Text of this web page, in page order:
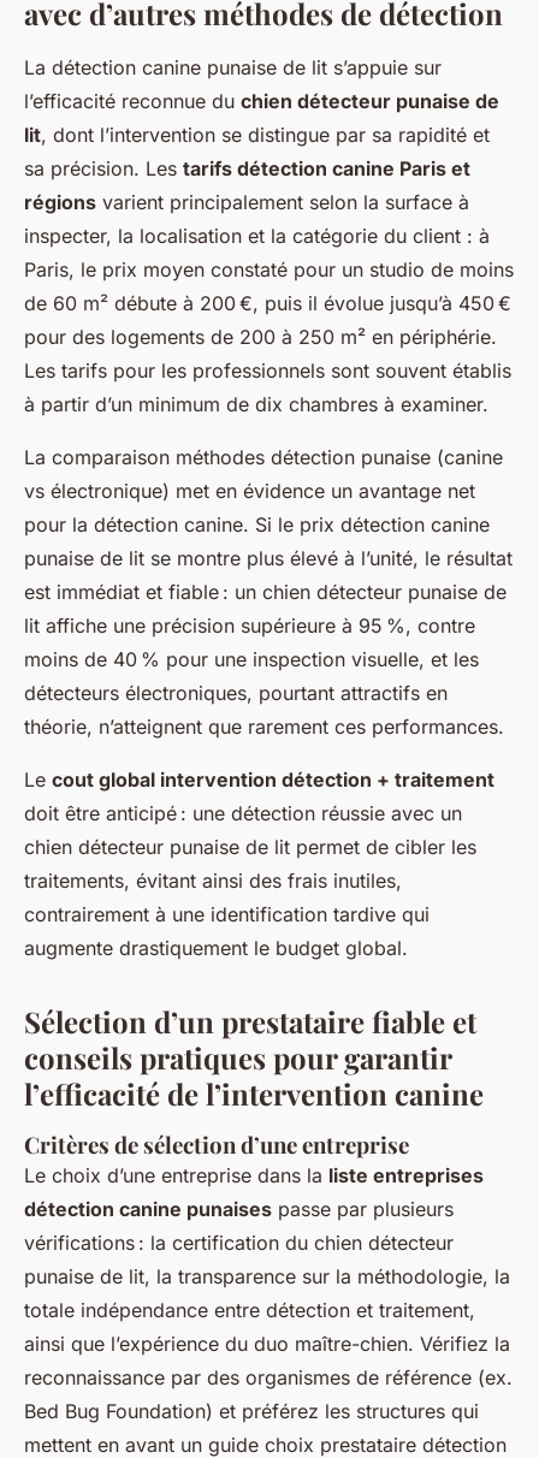
avec d’autres méthodes de détection
La détection canine punaise de lit s’appuie sur
l’efficacité reconnue du chien détecteur punaise de
lit, dont l’intervention se distingue par sa rapidité et
sa précision. Les tarifs détection canine Paris et
régions varient principalement selon la surface à
inspecter, la localisation et la catégorie du client : à
Paris, le prix moyen constaté pour un studio de moins
de 60 m² débute à 200 €, puis il évolue jusqu’à 450 €
pour des logements de 200 à 250 m² en périphérie.
Les tarifs pour les professionnels sont souvent établis
à partir d’un minimum de dix chambres à examiner.
La comparaison méthodes détection punaise (canine
vs électronique) met en évidence un avantage net
pour la détection canine. Si le prix détection canine
punaise de lit se montre plus élevé à l’unité, le résultat
est immédiat et fiable : un chien détecteur punaise de
lit affiche une précision supérieure à 95 %, contre
moins de 40 % pour une inspection visuelle, et les
détecteurs électroniques, pourtant attractifs en
théorie, n’atteignent que rarement ces performances.
Le cout global intervention détection + traitement
doit être anticipé : une détection réussie avec un
chien détecteur punaise de lit permet de cibler les
traitements, évitant ainsi des frais inutiles,
contrairement à une identification tardive qui
augmente drastiquement le budget global.
Sélection d’un prestataire fiable et
conseils pratiques pour garantir
l’efficacité de l’intervention canine
Critères de sélection d’une entreprise
Le choix d’une entreprise dans la liste entreprises
détection canine punaises passe par plusieurs
vérifications : la certification du chien détecteur
punaise de lit, la transparence sur la méthodologie, la
totale indépendance entre détection et traitement,
ainsi que l’expérience du duo maître-chien. Vérifiez la
reconnaissance par des organismes de référence (ex.
Bed Bug Foundation) et préférez les structures qui
mettent en avant un guide choix prestataire détection